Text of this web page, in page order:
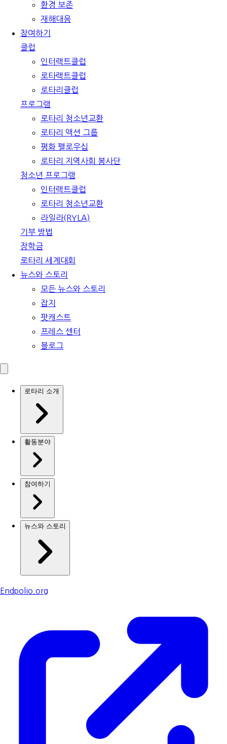
환경 보존
재해대응
참여하기
클럽
인터랙트클럽
로타랙트클럽
로타리클럽
프로그램
로타리 청소년교환
로타리 액션 그룹
평화 펠로우십
로타리 지역사회 봉사단
청소년 프로그램
인터랙트클럽
로타리 청소년교환
라일라(RYLA)
기부 방법
장학금
로타리 세계대회
뉴스와 스토리
모든 뉴스와 스토리
잡지
팟캐스트
프레스 센터
블로그
로타리 소개
활동분야
참여하기
뉴스와 스토리
Endpolio.org